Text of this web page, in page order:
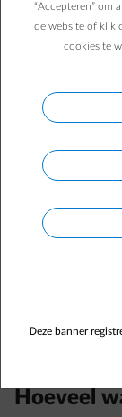
weten aan de
Hoeveel
“Accepteren” om
de website of klik
cookies te
Deze banner